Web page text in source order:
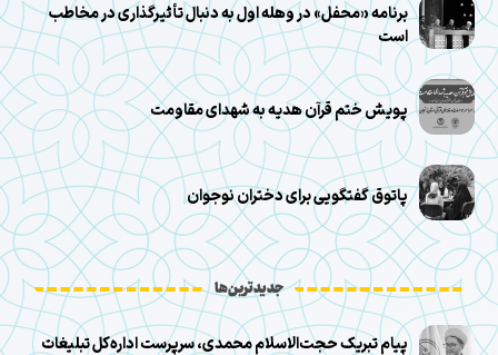
برنامه «محفل» در وهله اول به دنبال تأثیرگذاری در مخاطب
است
پویش ختم قرآن هدیه به شهدای مقاومت
پاتوق گفتگویی برای دختران نوجوان
جدیدترین‌ها
پیام تبریک حجت‌الاسلام محمدی، سرپرست اداره‌کل تبلیغات